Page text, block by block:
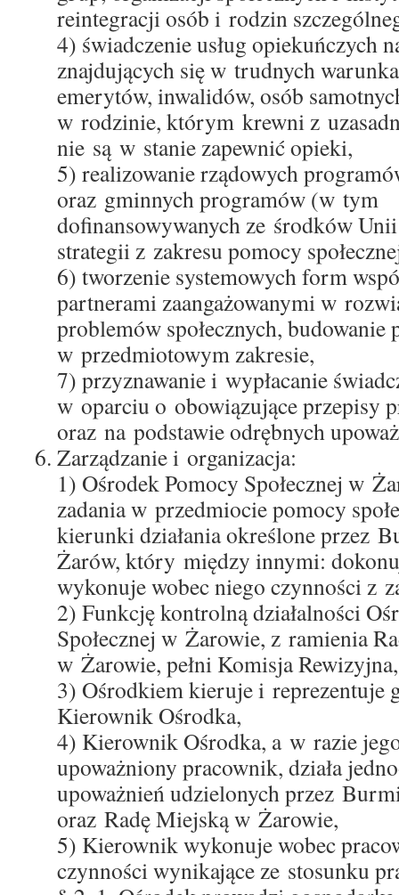
reintegracji osób i rodzin
4) świadczenie usług opiekuńczych
znajdujących się w trudnych
emerytów, inwalidów, osób
w rodzinie, którym krewni z
nie są w stanie zapewnić opieki,
5) realizowanie rządowych
oraz gminnych programów (w tym
dofinansowywanych ze środków
strategii z zakresu pomocy
6) tworzenie systemowych form
partnerami zaangażowanymi w
problemów społecznych, budowanie
w przedmiotowym zakresie,
7) przyznawanie i wypłacanie
w oparciu o obowiązujące przepisy
oraz na podstawie odrębnych
Zarządzanie i organizacja:
1) Ośrodek Pomocy Społecznej w
zadania w przedmiocie pomocy
kierunki działania określone przez
Żarów, który między innymi:
wykonuje wobec niego czynności z
2) Funkcję kontrolną działalności
Społecznej w Żarowie, z ramienia
w Żarowie, pełni Komisja Rewizyjna,
3) Ośrodkiem kieruje i reprezentuje
Kierownik Ośrodka,
4) Kierownik Ośrodka, a w razie
upoważniony pracownik, działa
upoważnień udzielonych przez
oraz Radę Miejską w Żarowie,
5) Kierownik wykonuje wobec
czynności wynikające ze stosunku